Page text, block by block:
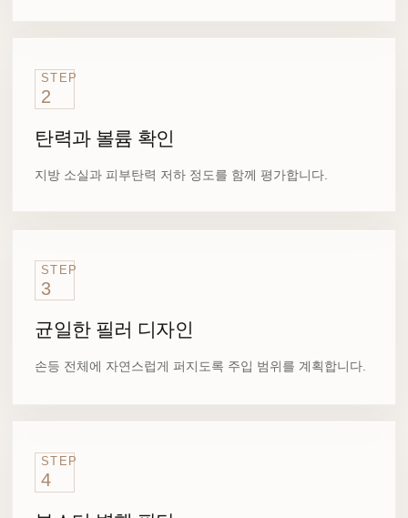
STEP
2
탄력과 볼륨 확인
지방 소실과 피부탄력 저하 정도를 함께 평가합니다.
STEP
3
균일한 필러 디자인
손등 전체에 자연스럽게 퍼지도록 주입 범위를 계획합니다.
STEP
4